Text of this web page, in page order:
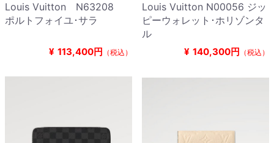
Louis Vuitton N63208
ポルトフォイユ･サラ
¥ 113,400円 （税込）
Louis Vuitton N00056 ジッ
ピーウォレット･ホリゾンタ
ル
¥ 140,300円 （税込）